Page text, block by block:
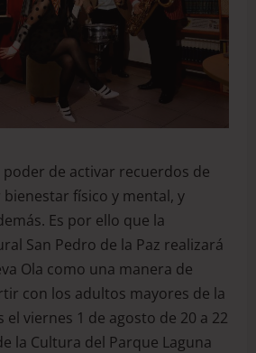
poder de activar recuerdos de
físico y mental, y
Es por ello que la
San Pedro de la Paz realizará
Ola como una manera de
con los adultos mayores de la
el viernes 1 de agosto de 20 a 22
la Cultura del Parque Laguna